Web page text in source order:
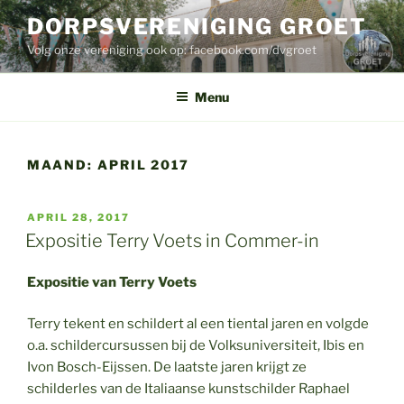
Ga
naar
de
inhoud
DORPSVERENIGING GROET
Volg onze vereniging ook op: facebook.com/dvgroet
Menu
MAAND: APRIL 2017
GEPLAATST
OP
APRIL 28, 2017
Expositie Terry Voets in Commer-in
Expositie van Terry Voets
Terry tekent en schildert al een tiental jaren en volgde
o.a. schildercursussen bij de Volksuniversiteit, Ibis en
Ivon Bosch-Eijssen. De laatste jaren krijgt ze
schilderles van de Italiaanse kunstschilder Raphael